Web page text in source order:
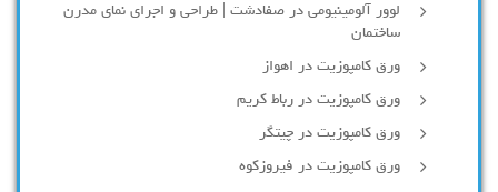
لوور آلومینیومی در صفادشت | طراحی و اجرای نمای مدرن
ساختمان
ورق کامپوزیت در اهواز
ورق کامپوزیت در رباط کریم
ورق کامپوزیت در چیتگر
ورق کامپوزیت در فیروزکوه